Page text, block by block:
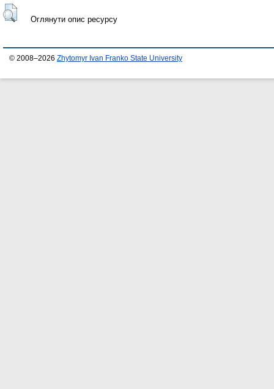
Оглянути опис ресурсу
© 2008–2026 Zhytomyr Ivan Franko State University